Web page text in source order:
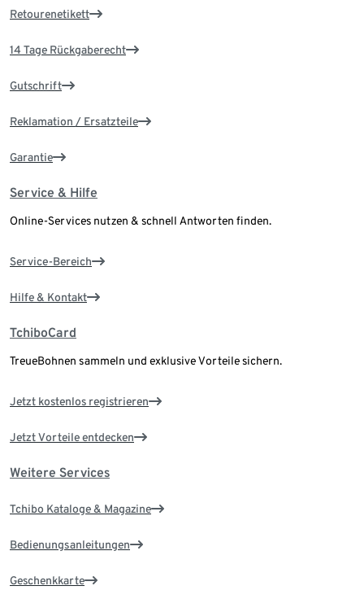
Retourenetikett
14 Tage Rückgaberecht
Gutschrift
Reklamation / Ersatzteile
Garantie
Service & Hilfe
Online-Services nutzen & schnell Antworten finden.
Service-Bereich
Hilfe & Kontakt
TchiboCard
TreueBohnen sammeln und exklusive Vorteile sichern.
Jetzt kostenlos registrieren
Jetzt Vorteile entdecken
Weitere Services
Tchibo Kataloge & Magazine
Bedienungsanleitungen
Geschenkkarte